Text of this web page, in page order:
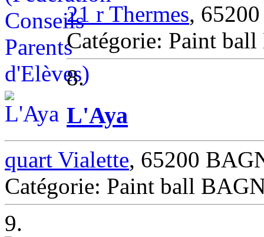
21 r Thermes,
Catégorie: Paint
8.
L'Aya
quart Vialette, 65200
Catégorie: Paint ball
9.